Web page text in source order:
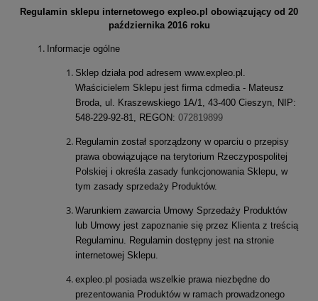
Regulamin sklepu internetowego expleo.pl obowiązujący od 20
października 2016 roku
Informacje ogólne
Sklep działa pod adresem www.expleo.pl.
Właścicielem Sklepu jest firma cdmedia - Mateusz
Broda, ul. Kraszewskiego 1A/1, 43-400 Cieszyn, NIP:
548-229-92-81, REGON: 072819899
Regulamin został sporządzony w oparciu o przepisy
prawa obowiązujące na terytorium Rzeczypospolitej
Polskiej i określa zasady funkcjonowania Sklepu, w
tym zasady sprzedaży Produktów.
Warunkiem zawarcia Umowy Sprzedaży Produktów
lub Umowy jest zapoznanie się przez Klienta z treścią
Regulaminu. Regulamin dostępny jest na stronie
internetowej Sklepu.
expleo.pl posiada wszelkie prawa niezbędne do
prezentowania Produktów w ramach prowadzonego